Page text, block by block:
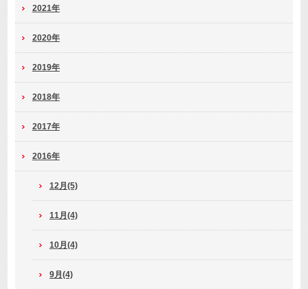
2021年
2020年
2019年
2018年
2017年
2016年
12月(5)
11月(4)
10月(4)
9月(4)